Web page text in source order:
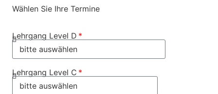
Wählen Sie Ihre Termine
Lehrgang Level D
Lehrgang Level C